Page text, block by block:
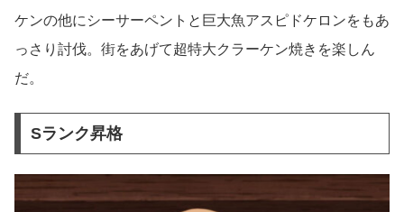
ケンの他にシーサーペントと巨大魚アスピドケロンをもあ
っさり討伐。街をあげて超特大クラーケン焼きを楽しん
だ。
Sランク昇格